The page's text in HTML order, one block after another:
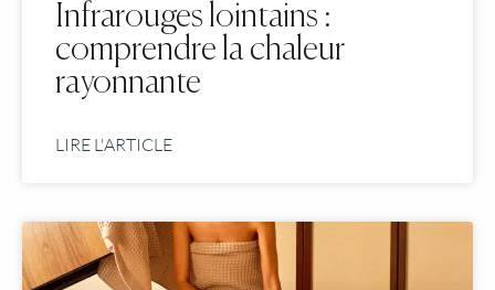
Infrarouges lointains :
comprendre la chaleur
rayonnante
LIRE L'ARTICLE